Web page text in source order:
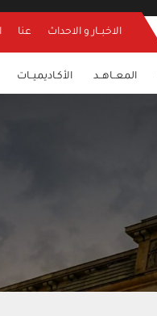
الاخبــار و الاحداث عنا
المعــاهــد الأكـاديميــات